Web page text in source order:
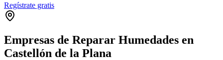
Regístrate gratis
Empresas de Reparar Humedades en
Castellón de la Plana